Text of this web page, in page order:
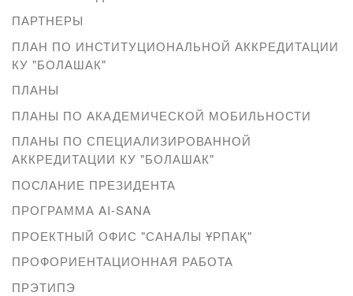
ПАРТНЕРЫ
ПЛАН ПО ИНСТИТУЦИОНАЛЬНОЙ АККРЕДИТАЦИИ
КУ "БОЛАШАК"
ПЛАНЫ
ПЛАНЫ ПО АКАДЕМИЧЕСКОЙ МОБИЛЬНОСТИ
ПЛАНЫ ПО СПЕЦИАЛИЗИРОВАННОЙ
АККРЕДИТАЦИИ КУ "БОЛАШАК"
ПОСЛАНИЕ ПРЕЗИДЕНТА
ПРОГРАММА AI-SANA
ПРОЕКТНЫЙ ОФИС "САНАЛЫ ҰРПАҚ"
ПРОФОРИЕНТАЦИОННАЯ РАБОТА
ПРЭТИПЭ